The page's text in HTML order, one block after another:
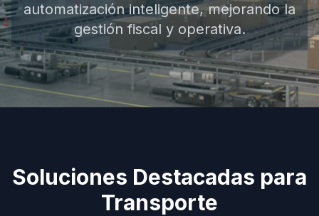
automatización inteligente, mejorando la
gestión fiscal y operativa.
Soluciones Destacadas para
Transporte